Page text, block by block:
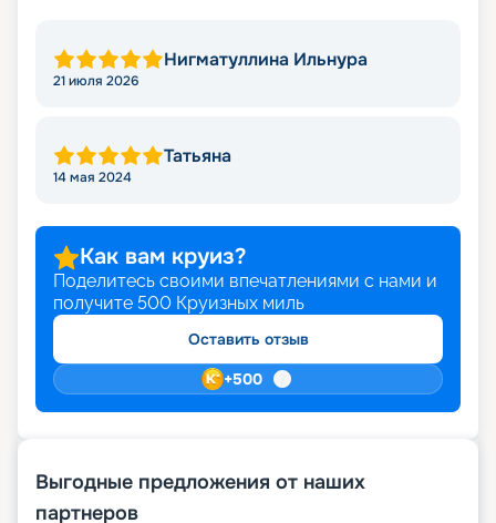
Нигматуллина Ильнура
21 июля 2026
Татьяна
14 мая 2024
Как вам круиз?
Поделитесь своими впечатлениями с нами и
получите 500 Круизных миль
Оставить отзыв
+500
Выгодные предложения от наших
партнеров